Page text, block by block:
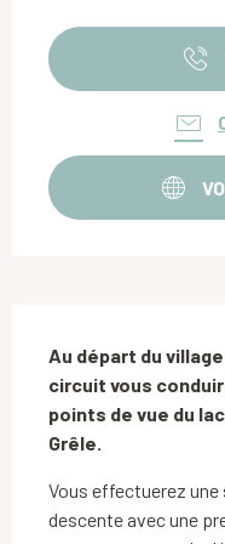
Au départ du
circuit vous
points de vue du
Grêle.
Vous effectuerez
descente avec une